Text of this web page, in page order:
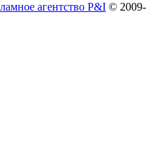
агентство P&I ©